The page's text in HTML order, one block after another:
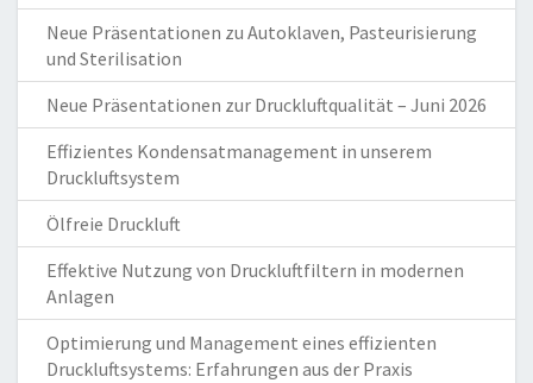
Neue Präsentationen zu Autoklaven, Pasteurisierung
und Sterilisation
Neue Präsentationen zur Druckluftqualität – Juni 2026
Effizientes Kondensatmanagement in unserem
Druckluftsystem
Ölfreie Druckluft
Effektive Nutzung von Druckluftfiltern in modernen
Anlagen
Optimierung und Management eines effizienten
Druckluftsystems: Erfahrungen aus der Praxis